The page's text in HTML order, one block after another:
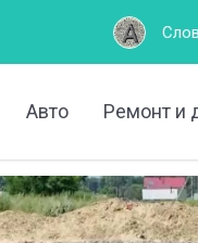
Слова на букву А:
Авто Ремонт и